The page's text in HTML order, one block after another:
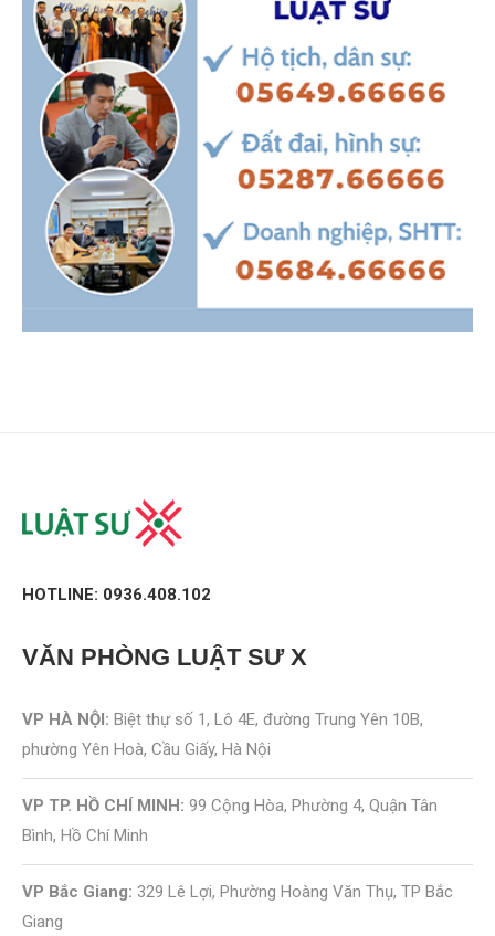
HOTLINE: 0936.408.102
VĂN PHÒNG LUẬT SƯ X
VP HÀ NỘI: Biệt thự số 1, Lô 4E, đường Trung Yên 10B,
phường Yên Hoà, Cầu Giấy, Hà Nội
VP TP. HỒ CHÍ MINH: 99 Cộng Hòa, Phường 4, Quận Tân
Bình, Hồ Chí Minh
VP Bắc Giang: 329 Lê Lợi, Phường Hoàng Văn Thụ, TP Bắc
Giang